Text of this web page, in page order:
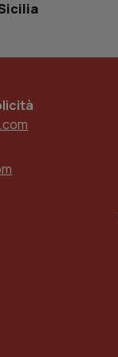
di accesso per
per mantenere
traccia
incorporati
del sito web sta
di